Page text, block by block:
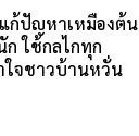
ก้ปัญหาเหมืองต้น
ใช้กลไกทุก
ใจชาวบ้านหวั่น